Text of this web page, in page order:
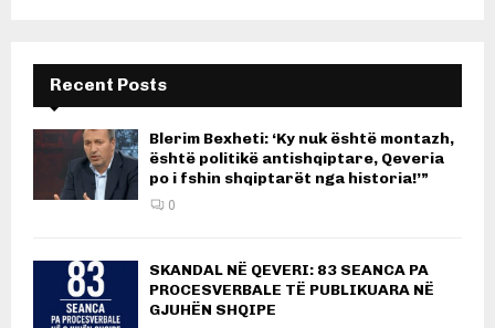
Recent Posts
Blerim Bexheti: ‘Ky nuk është montazh,
është politikë antishqiptare, Qeveria
po i fshin shqiptarët nga historia!’”
0
SKANDAL NË QEVERI: 83 SEANCA PA
PROCESVERBALE TË PUBLIKUARA NË
GJUHËN SHQIPE